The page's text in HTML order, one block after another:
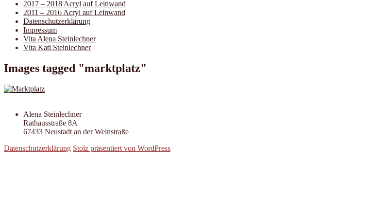
2017 – 2018 Acryl auf Leinwand
2011 – 2016 Acryl auf Leinwand
Datenschutzerklärung
Impressum
Vita Alena Steinlechner
Vita Kati Steinlechner
Images tagged "marktplatz"
Alena Steinlechner
Rathausstraße 8A
67433 Neustadt an der Weinstraße
Datenschutzerklärung Stolz präsentiert von WordPress